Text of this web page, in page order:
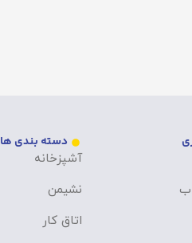
دسته بندی ها
آشپزخانه
نشیمن
اتاق کار